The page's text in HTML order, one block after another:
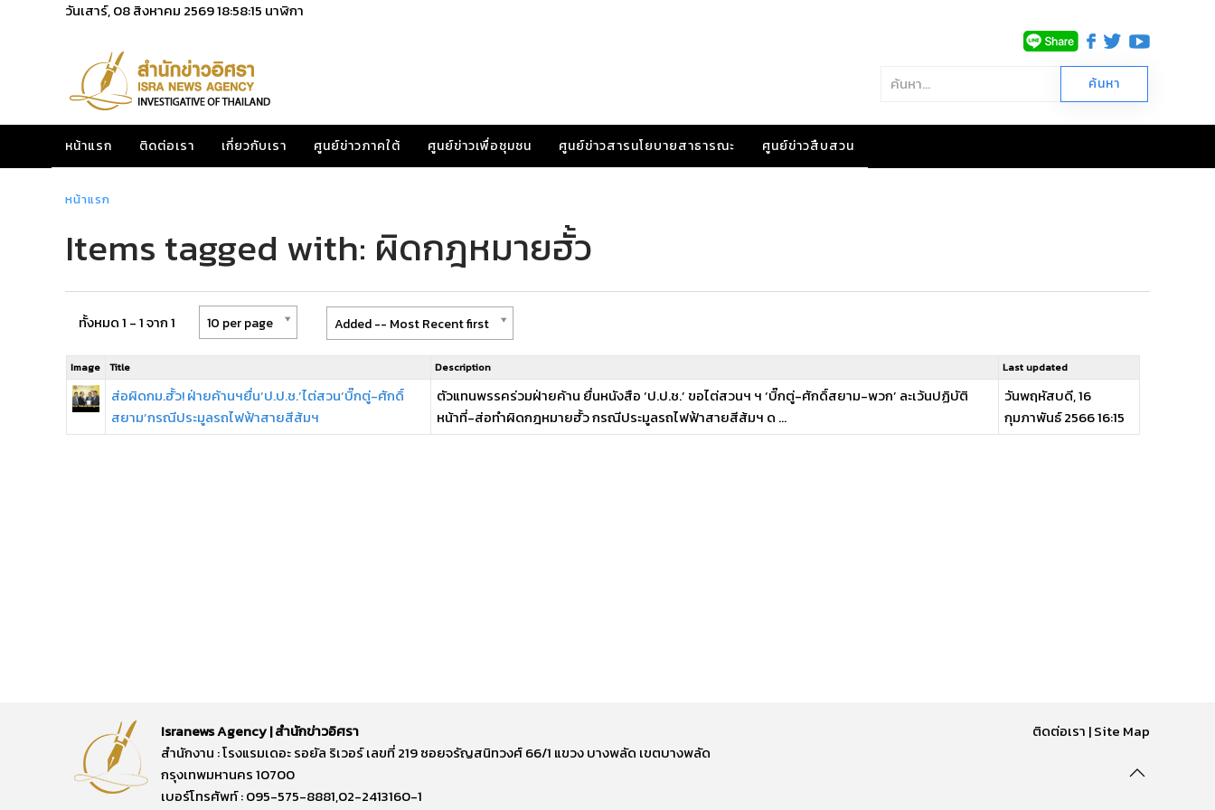
วันเสาร์, 08 สิงหาคม 256918:58:15 นาฬิกา
หน้าแรก ติดต่อเรา เกี่ยวกับเรา ศูนย์ข่าวภาคใต้ ศูนย์ข่าวเพื่อชุมชน ศูนย์ข่าวสารนโยบายสาธารณะ ศูนย์ข่าวสืบสวน
หน้าแรก
Items tagged with: ผิดกฎหมายฮั้ว
ทั้งหมด 1 - 1 จาก 1 10 per page Added -- Most Recent first
Image Title Description Last updated
ส่อผิดกม.ฮั้ว! ฝ่ายค้านฯยื่น‘ป.ป.ช.’ไต่สวน‘บิ๊กตู่-ศักดิ์
สยาม’กรณีประมูลรถไฟฟ้าสายสีส้มฯ
ตัวแทนพรรคร่วมฝ่ายค้าน ยื่นหนังสือ ‘ป.ป.ช.’ ขอไต่สวนฯ ฯ ‘บิ๊กตู่-ศักดิ์สยาม-พวก’ ละเว้นปฏิบัติ
หน้าที่-ส่อทำผิดกฎหมายฮั้ว กรณีประมูลรถไฟฟ้าสายสีส้มฯ ด ...
วันพฤหัสบดี, 16
กุมภาพันธ์ 2566 16:15
Isranews Agency | สำนักข่าวอิศรา
สำนักงาน : โรงแรมเดอะ รอยัล ริเวอร์ เลขที่ 219 ซอยจรัญสนิทวงศ์ 66/1 แขวง บางพลัด เขตบางพลัด
กรุงเทพมหานคร 10700
เบอร์โทรศัพท์ : 095-575-8881,02-2413160-1
ติดต่อเรา |Site Map